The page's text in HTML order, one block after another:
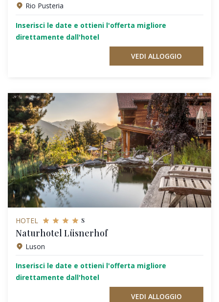
Rio Pusteria
Inserisci le date e ottieni l'offerta migliore
direttamente dall'hotel
VEDI ALLOGGIO
HOTEL s
Naturhotel Lüsnerhof
Luson
Inserisci le date e ottieni l'offerta migliore
direttamente dall'hotel
VEDI ALLOGGIO